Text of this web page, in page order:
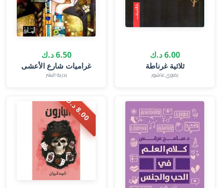
6.00 د.ك
ثلاثية غرناطة
رضوى عاشور
6.50 د.ك
غراميات شارع الأعشى
بدرية البشر
8
.
0
0
د
.
ك